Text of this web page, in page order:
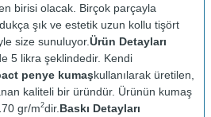
birisi olacak. Birçok parçayla
şık ve estetik uzun kollu tişört
size sunuluyor.Ürün Detayları
5 likra şeklindedir. Kendi
penye kumaşkullanılarak üretilen,
kaliteli bir üründür. Ürünün kumaş
gr/m2dir. Baskı Detayları